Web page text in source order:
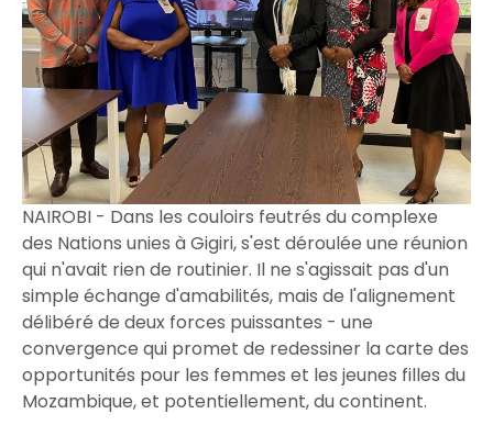
NAIROBI - Dans les couloirs feutrés du complexe
des Nations unies à Gigiri, s'est déroulée une réunion
qui n'avait rien de routinier. Il ne s'agissait pas d'un
simple échange d'amabilités, mais de l'alignement
délibéré de deux forces puissantes - une
convergence qui promet de redessiner la carte des
opportunités pour les femmes et les jeunes filles du
Mozambique, et potentiellement, du continent.